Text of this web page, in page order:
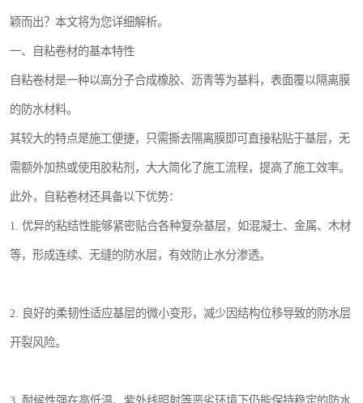
颖而出？本文将为您详细解析。
一、自粘卷材的基本特性
自粘卷材是一种以高分子合成橡胶、沥青等为基料，表面覆以隔离膜
的防水材料。
其较大的特点是施工便捷，只需撕去隔离膜即可直接粘贴于基层，无
需额外加热或使用胶粘剂，大大简化了施工流程，提高了施工效率。
此外，自粘卷材还具备以下优势：
1. 优异的粘结性能够紧密贴合各种复杂基层，如混凝土、金属、木材
等，形成连续、无缝的防水层，有效防止水分渗透。
2. 良好的柔韧性适应基层的微小变形，减少因结构位移导致的防水层
开裂风险。